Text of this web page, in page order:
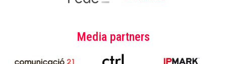
Media partners